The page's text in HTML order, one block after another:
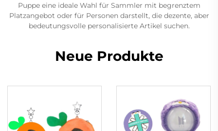
Puppe eine ideale Wahl für Sammler mit begrenztem
Platzangebot oder für Personen darstellt, die dezente, aber
bedeutungsvolle personalisierte Artikel suchen.
Neue Produkte